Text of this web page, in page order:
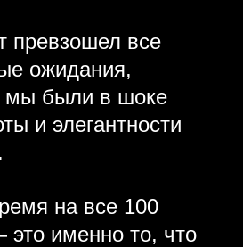
превзошел все
ожидания,
мы были в шоке
и элегантности
на все 100
именно то, что